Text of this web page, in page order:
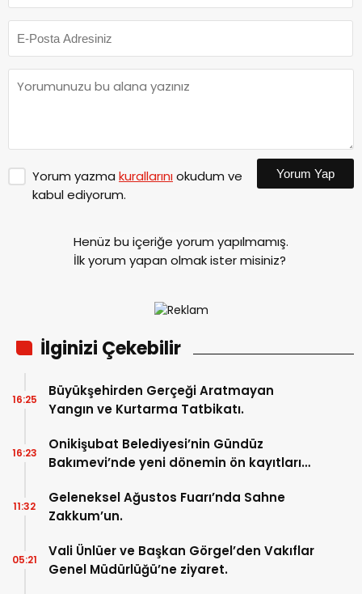
Yorum yazma kurallarınıokudum ve
kabul ediyorum.
Yorum Yap
Henüz bu içeriğe yorum yapılmamış.
İlk yorum yapan olmak ister misiniz?
İlginizi Çekebilir
Büyükşehirden Gerçeği Aratmayan
Yangın ve Kurtarma Tatbikatı.
16:25
Onikişubat Belediyesi’nin Gündüz
Bakımevi’nde yeni dönemin ön kayıtları
16:23
Geleneksel Ağustos Fuarı’nda Sahne
Zakkum’un.
11:32
Vali Ünlüer ve Başkan Görgel’den Vakıflar
Genel Müdürlüğü’ne ziyaret.
05:21